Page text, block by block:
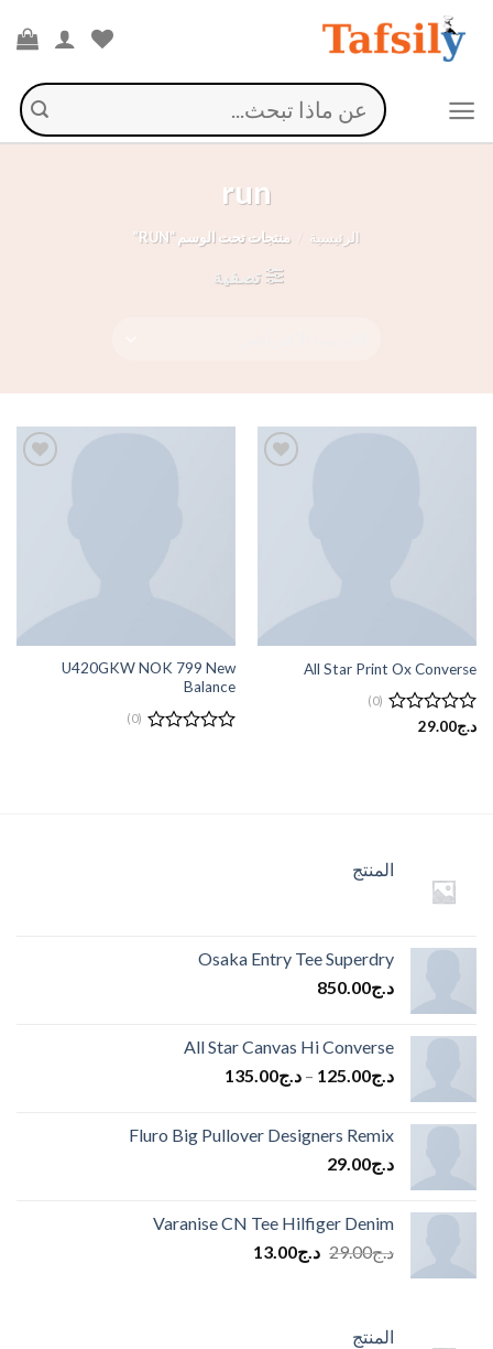
content
البحث
عن:
run
الرئيسية منتجات تحت الوسم “RUN”
تصفية
All Star Print Ox Converse
تم
(0)
د.ج29.00
U420GKW NOK 799 New
Balance
(0)
المنتج
Osaka Entry Tee Superdry
د.ج850.00
All Star Canvas Hi Converse
د.ج125.00
– د.ج135.00
Fluro Big Pullover Designers Remix
د.ج29.00
Varanise CN Tee Hilfiger Denim
د.ج29.00 السعر
د.ج13.00السعر
المنتج